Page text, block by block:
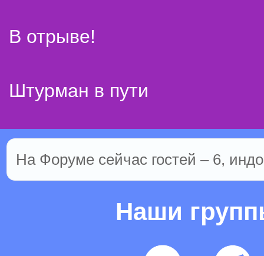
В отрыве!
Штурман в пути
На Форуме сейчас гостей – 6,
Наши